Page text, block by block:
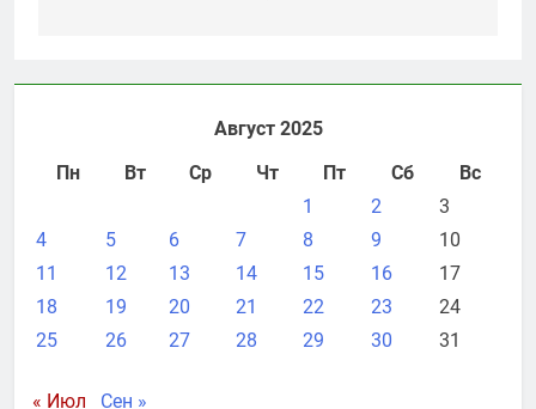
Август 2025
Пн
Вт Ср Чт Пт Сб
Вс
1
2
3
4
5 6 7 8 9
10
11
12 13 14 15 16
17
18
19 20 21 22 23
24
25
26 27 28 29 30 31
« Июл Сен »